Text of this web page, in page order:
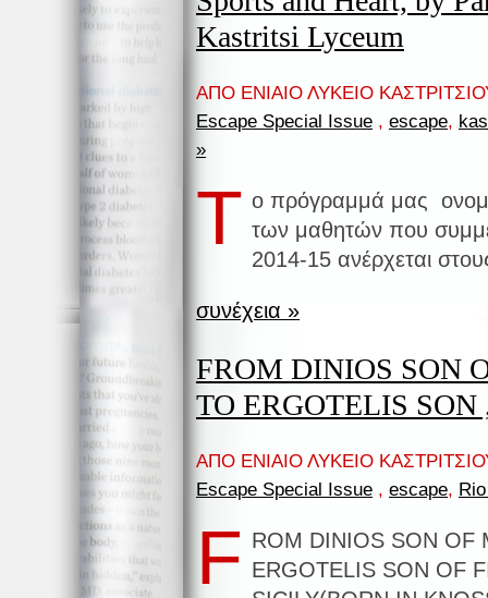
Kastritsi Lyceum
ΑΠΟ ΕΝΙΑΙΟ ΛΥΚΕΙΟ
Escape Special Issue , escape,
»
Τ ο πρόγραμμά μας
των μαθητών που
2014-15 ανέρχεται
συνέχεια »
FROM DINIOS SON
TO ERGOTELIS
ΑΠΟ ΕΝΙΑΙΟ ΛΥΚΕΙΟ
Escape Special Issue , escape,
F ROM DINIOS SON OF
ERGOTELIS SON OF